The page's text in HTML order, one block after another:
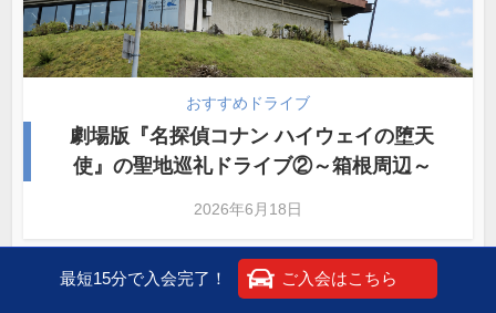
おすすめドライブ
劇場版『名探偵コナン ハイウェイの堕天
使』の聖地巡礼ドライブ②～箱根周辺～
2026年6月18日
最短15分で入会完了！ ご入会はこちら